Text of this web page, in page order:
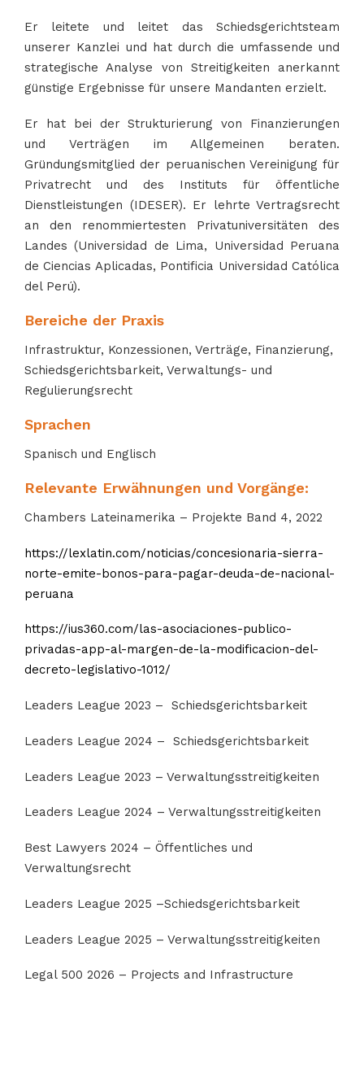
Er leitete und leitet das Schiedsgerichtsteam
unserer Kanzlei und hat durch die umfassende und
strategische Analyse von Streitigkeiten anerkannt
günstige Ergebnisse für unsere Mandanten erzielt.
Er hat bei der Strukturierung von Finanzierungen
und Verträgen im Allgemeinen beraten.
Gründungsmitglied der peruanischen Vereinigung für
Privatrecht und des Instituts für öffentliche
Dienstleistungen (IDESER). Er lehrte Vertragsrecht
an den renommiertesten Privatuniversitäten des
Landes (Universidad de Lima, Universidad Peruana
de Ciencias Aplicadas, Pontificia Universidad Católica
del Perú).
Bereiche der Praxis
Infrastruktur, Konzessionen, Verträge, Finanzierung,
Schiedsgerichtsbarkeit, Verwaltungs- und
Regulierungsrecht
Sprachen
Spanisch und Englisch
Relevante Erwähnungen und Vorgänge:
Chambers Lateinamerika – Projekte Band 4, 2022
https://lexlatin.com/noticias/concesionaria-sierra-
norte-emite-bonos-para-pagar-deuda-de-nacional-
peruana
https://ius360.com/las-asociaciones-publico-
privadas-app-al-margen-de-la-modificacion-del-
decreto-legislativo-1012/
Leaders League 2023 – Schiedsgerichtsbarkeit
Leaders League 2024 – Schiedsgerichtsbarkeit
Leaders League 2023 – Verwaltungsstreitigkeiten
Leaders League 2024 – Verwaltungsstreitigkeiten
Best Lawyers 2024 – Öffentliches und
Verwaltungsrecht
Leaders League 2025 –Schiedsgerichtsbarkeit
Leaders League 2025 – Verwaltungsstreitigkeiten
Legal 500 2026 – Projects and Infrastructure